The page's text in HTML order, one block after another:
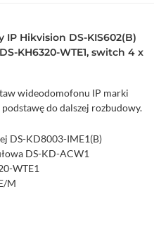
Hikvision DS-KIS602(B)
KH6320-WTE1, switch 4 x
wideodomofonu IP marki
do dalszej rozbudowy.
DS-KD8003-IME1(B)
DS-KD-ACW1
WTE1
M